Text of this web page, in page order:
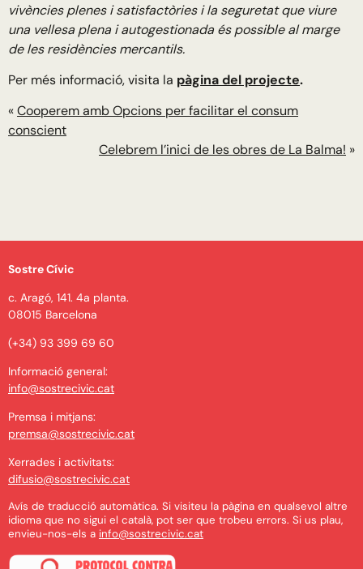
vivències plenes i satisfactòries i la seguretat que viure
una vellesa plena i autogestionada és possible al marge
de les residències mercantils.
Per més informació, visita la pàgina del projecte.
«Cooperem amb Opcions per facilitar el consum
conscient
Celebrem l’inici de les obres de La Balma! »
Sostre Cívic
c. Aragó, 141. 4a planta.
08015 Barcelona
(+34) 93 399 69 60
Informació general:
info@sostrecivic.cat
Premsa i mitjans:
premsa@sostrecivic.cat
Xerrades i activitats:
difusio@sostrecivic.cat
Avís de traducció automàtica. Si visiteu la pàgina en qualsevol altre
idioma que no sigui el català, pot ser que trobeu errors. Si us plau,
envieu-nos-els a info@sostrecivic.cat